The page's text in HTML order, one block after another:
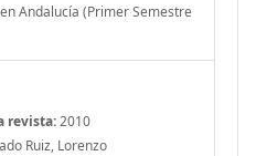
Andalucía (Primer Semestre
revista:2010
Ruiz, Lorenzo